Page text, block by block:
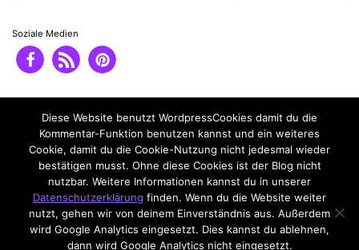
Soziale Medien
Impressum
Datenschutzerklärung
Diese Website benutzt WordpressCookies damit du die
Kommentar-Funktion benutzen kannst und ein weiteres
Cookie, damit du die Cookie-Nutzung nicht jedesmal wieder
bestätigen musst. Ohne diese Cookies ist der Blog nicht
nutzbar. Weitere Informationen kannst du in unserer
Datenschutzerklärung finden. Wenn du die Website weiter
nutzt, gehen wir von deinem Einverständnis aus. Außerdem
wird Google Analytics eingesetzt. Dies kannst du ablehnen,
dann wird Google Analytics nicht eingesetzt.